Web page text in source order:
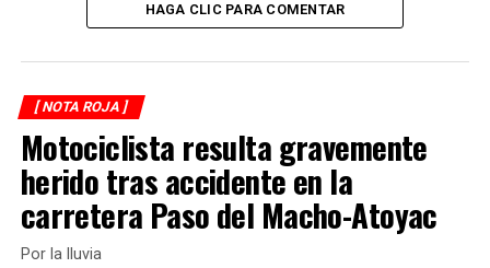
Roban mercancía
Hallan tráiler con toneladas de perros y gatos muertos
HAGA CLIC PARA COMENTAR
[ NOTA ROJA ]
Motociclista resulta gravemente
herido tras accidente en la
carretera Paso del Macho-Atoyac
Por la lluvia